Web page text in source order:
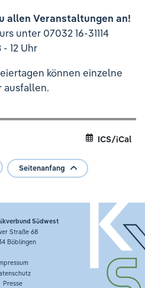
allen Veranstaltungen an!
unter 07032 16-31114
12 Uhr
können einzelne
ausfallen.
ICS/iCal
Seitenanfang
Südwest
Straße 68
Böblingen
Presse